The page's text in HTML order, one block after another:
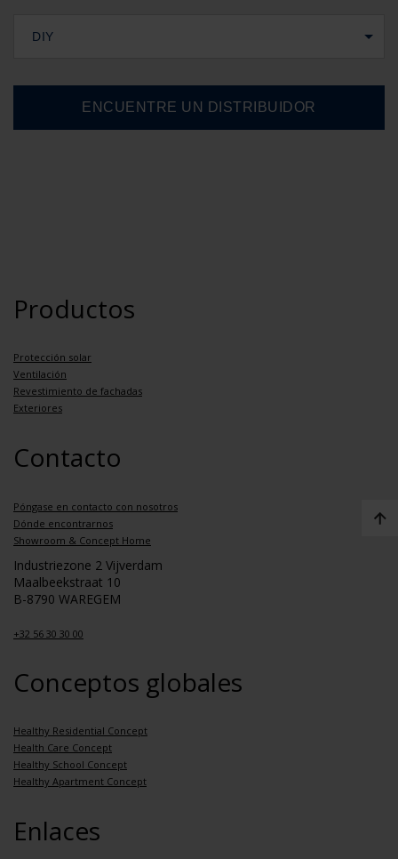
DIY
Productos
Protección solar
Ventilación
Revestimiento de fachadas
Exteriores
Contacto
Póngase en contacto con nosotros
Dónde encontrarnos
Showroom & Concept Home
Industriezone 2 Vijverdam
Maalbeekstraat 10
B-8790 WAREGEM
+32 56 30 30 00
Conceptos globales
Healthy Residential Concept
Health Care Concept
Healthy School Concept
Healthy Apartment Concept
Enlaces